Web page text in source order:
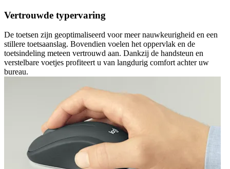
Vertrouwde typervaring
De toetsen zijn geoptimaliseerd voor meer nauwkeurigheid en een
stillere toetsaanslag. Bovendien voelen het oppervlak en de
toetsindeling meteen vertrouwd aan. Dankzij de handsteun en
verstelbare voetjes profiteert u van langdurig comfort achter uw
bureau.